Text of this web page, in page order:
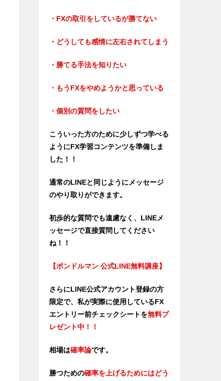
・FXの取引をしているが勝てない
・どうしても感情に左右されてしまう
・勝てる手法を知りたい
・もうFXをやめようかと思っている
・個別の質問をしたい
こういった方のために少しずつ学べる
ようにFX学習コンテンツを準備しま
した！！
通常のLINEと同じようにメッセージ
のやり取りができます。
初歩的な質問でも遠慮なく、LINEメ
ッセージで直接質問してください
ね！！
【ポンドルマン 公式LINE無料講座】
さらにLINE公式アカウント登録の方
限定で、私が実際に使用しているFX
エントリー前チェックシートを無料プ
レゼント中！！
相場は確率論です。
勝つための確率を上げるためにはどう